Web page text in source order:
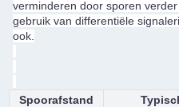
verminderen door sporen
gebruik van differentiële
ook.
Spoorafstand